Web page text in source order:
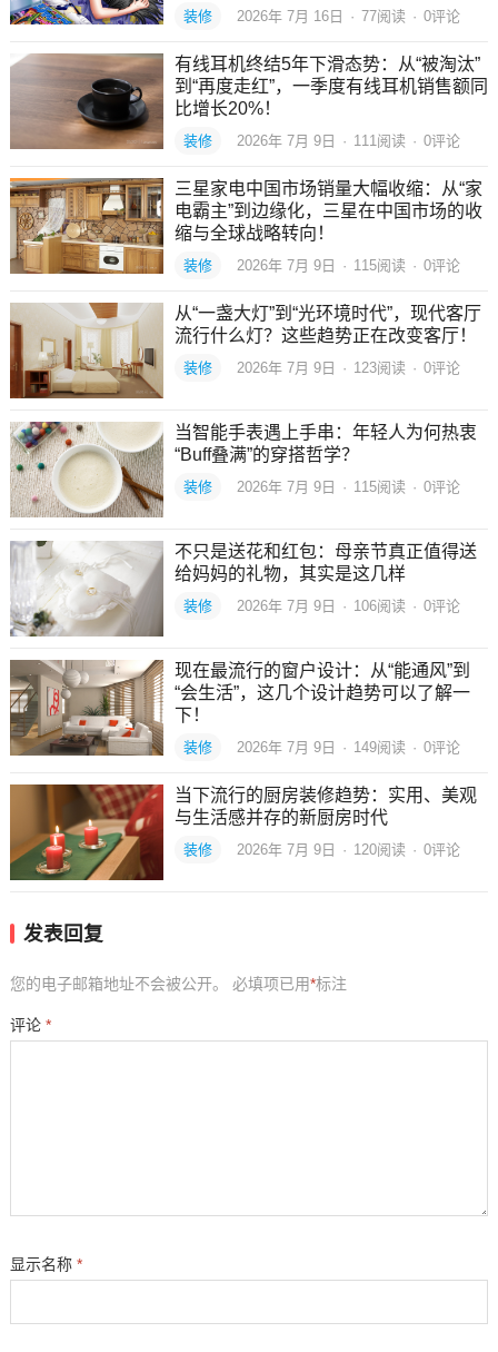
装修 2026年 7月 16日 · 77阅读 · 0评论
有线耳机终结5年下滑态势：从“被淘汰”
到“再度走红”，一季度有线耳机销售额同
比增长20%！
装修 2026年 7月 9日 · 111阅读 · 0评论
三星家电中国市场销量大幅收缩：从“家
电霸主”到边缘化，三星在中国市场的收
缩与全球战略转向！
装修 2026年 7月 9日 · 115阅读 · 0评论
从“一盏大灯”到“光环境时代”，现代客厅
流行什么灯？这些趋势正在改变客厅！
装修 2026年 7月 9日 · 123阅读 · 0评论
当智能手表遇上手串：年轻人为何热衷
“Buff叠满”的穿搭哲学？
装修 2026年 7月 9日 · 115阅读 · 0评论
不只是送花和红包：母亲节真正值得送
给妈妈的礼物，其实是这几样
装修 2026年 7月 9日 · 106阅读 · 0评论
现在最流行的窗户设计：从“能通风”到
“会生活”，这几个设计趋势可以了解一
下！
装修 2026年 7月 9日 · 149阅读 · 0评论
当下流行的厨房装修趋势：实用、美观
与生活感并存的新厨房时代
装修 2026年 7月 9日 · 120阅读 · 0评论
发表回复
您的电子邮箱地址不会被公开。 必填项已用*标注
评论 *
显示名称 *